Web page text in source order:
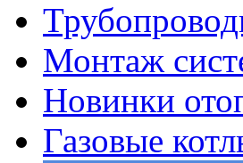
Монтаж
Новинки
Газовые